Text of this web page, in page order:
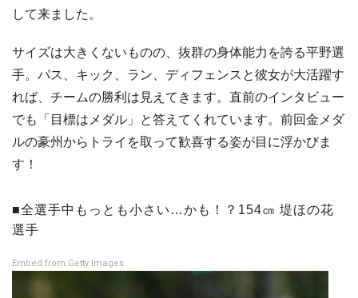
して来ました。
サイズは大きくないものの、抜群の身体能力を誇る平野選
手。パス、キック、ラン、ディフェンスと彼女が大活躍す
れば、チームの勝利は見えてきます。直前のインタビュー
でも「目標はメダル」と答えてくれています。前回金メダ
ルの豪州からトライを取って歓喜する姿が目に浮かびま
す！
■全選手中もっとも小さい…かも！？154㎝ 堤ほの花
選手
Embed from Getty Images